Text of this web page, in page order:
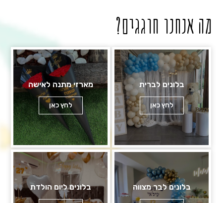
מה אנחנו חוגגים?
בלונים לברית
לחץ כאן
מארזי מתנה לאישה
לחץ כאן
בלונים לבר מצווה בלונים ליום הולדת